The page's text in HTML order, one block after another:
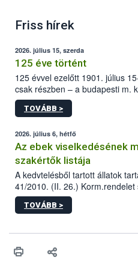
Friss hírek
2026. július 15, szerda
125 éve történt
125 évvel ezelőtt 1901. július
csak részben – a budapesti m.
állomás a Kis Rókus utca 15.
tervezett új épületébe.
TOVÁBB >
2026. július 6, hétfő
Az ebek viselkedésének
szakértők listája
A kedvtelésből tartott állatok
41/2010. (II. 26.) Korm.rendelet
sérülés, illetve ennek veszélye
hatósági feladatokat, valamint a
vonni az ebek viselkedésének
TOVÁBB >